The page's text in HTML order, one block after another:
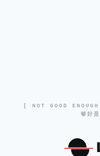
[ NOT GOOD
够好